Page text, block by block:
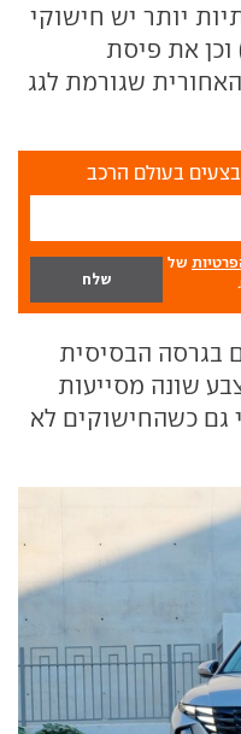
יותר יש חישוקי
(לעומת 17 כאן) וכן את פיסת
שגורמת לגג
בעולם הרכב
של
בגרסה הבסיסית
שונה מסייעות
כשהחישוקים לא